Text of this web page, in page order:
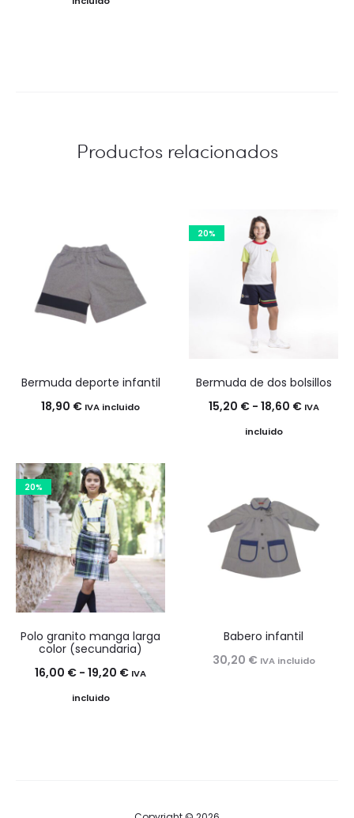
Productos relacionados
Bermuda deporte infantil
18,90 € IVA incluido
20%
Bermuda de dos bolsillos
15,20 € - 18,60 €Rango
hasta
IVA
incluido
20%
Polo granito manga larga
color (secundaria)
16,00 € - 19,20 €Rango
19,20 €
IVA
incluido
Babero infantil
30,20 € IVA incluido